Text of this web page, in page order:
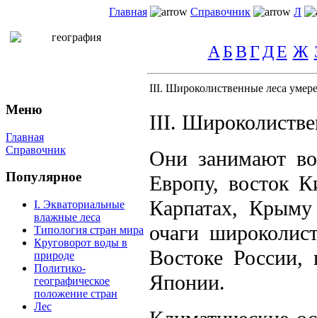
Главная Справочник Л
Меню
Главная
Справочник
Популярное
I. Экваториальные
влажные леса
Типология стран мира
Круговорот воды в
природе
Политико-
географическое
положение стран
Лес
А БВГ ДЕ Ж
III. Широколиственные леса
III.
Они занимают
Европу, восток
Карпатах,
очаги
Востоке
Японии.